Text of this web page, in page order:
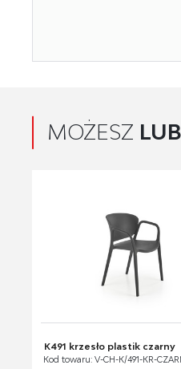
MOŻESZ
K491 krzesło plastik czarny
Kod towaru: V-CH-K/491-KR-